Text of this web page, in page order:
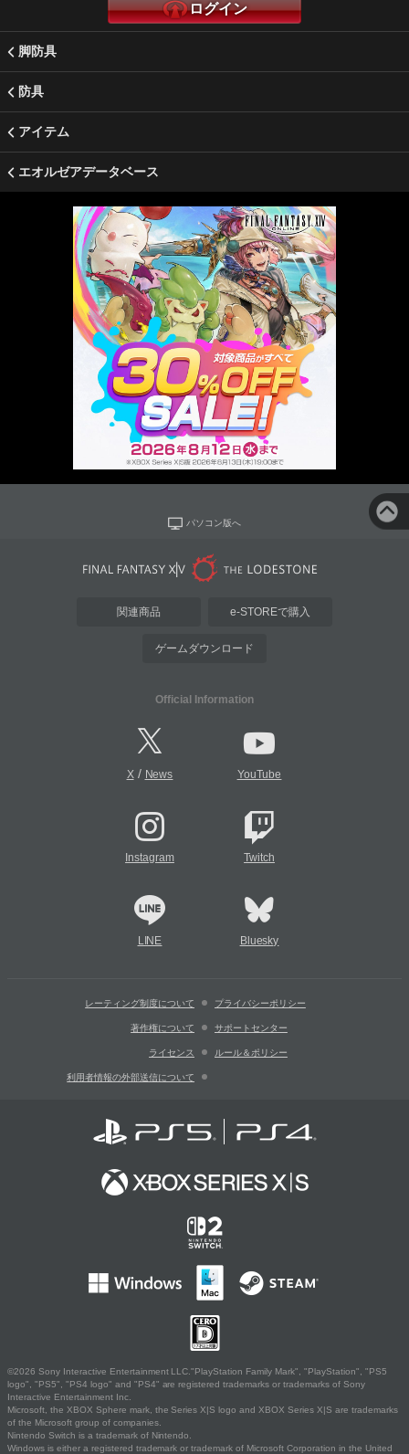
ログイン
脚防具
防具
アイテム
エオルゼアデータベース
パソコン版へ
関連商品 e-STOREで購入
ゲームダウンロード
Official Information
X/ News YouTube
Instagram Twitch
LINE Bluesky
レーティング制度について プライバシーポリシー
著作権について サポートセンター
ライセンス ルール＆ポリシー
利用者情報の外部送信について
©2026 Sony Interactive Entertainment LLC."PlayStation Family Mark", "PlayStation", "PS5
logo", "PS5", "PS4 logo" and "PS4" are registered trademarks or trademarks of Sony
Interactive Entertainment Inc.
Microsoft, the XBOX Sphere mark, the Series X|S logo and XBOX Series X|S are trademarks
of the Microsoft group of companies.
Nintendo Switch is a trademark of Nintendo.
Windows is either a registered trademark or trademark of Microsoft Corporation in the United